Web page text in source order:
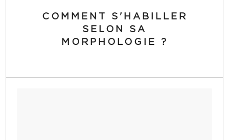
COMMENT S'HABILLER
SELON SA
MORPHOLOGIE ?